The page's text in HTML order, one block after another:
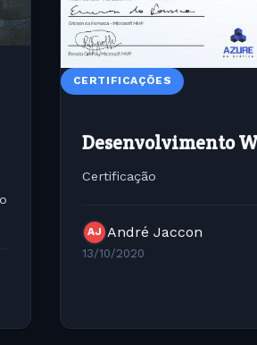
CERTIFICAÇÕES
Desenvolvimento
Certificação
AJ André Jaccon
13/10/2020